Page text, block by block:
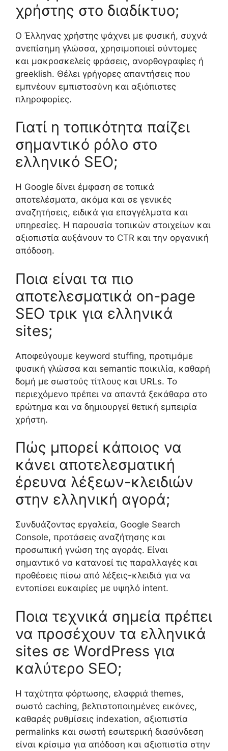
χρήστης στο διαδίκτυο;
Ο Έλληνας χρήστης ψάχνει με φυσική, συχνά
ανεπίσημη γλώσσα, χρησιμοποιεί σύντομες
και μακροσκελείς φράσεις, ανορθογραφίες ή
greeklish. Θέλει γρήγορες απαντήσεις που
εμπνέουν εμπιστοσύνη και αξιόπιστες
πληροφορίες.
Γιατί η τοπικότητα παίζει
σημαντικό ρόλο στο
ελληνικό SEO;
Η Google δίνει έμφαση σε τοπικά
αποτελέσματα, ακόμα και σε γενικές
αναζητήσεις, ειδικά για επαγγέλματα και
υπηρεσίες. Η παρουσία τοπικών στοιχείων και
αξιοπιστία αυξάνουν το CTR και την οργανική
απόδοση.
Ποια είναι τα πιο
αποτελεσματικά on-page
SEO τρικ για ελληνικά
sites;
Αποφεύγουμε keyword stuffing, προτιμάμε
φυσική γλώσσα και semantic ποικιλία, καθαρή
δομή με σωστούς τίτλους και URLs. Το
περιεχόμενο πρέπει να απαντά ξεκάθαρα στο
ερώτημα και να δημιουργεί θετική εμπειρία
χρήστη.
Πώς μπορεί κάποιος να
κάνει αποτελεσματική
έρευνα λέξεων-κλειδιών
στην ελληνική αγορά;
Συνδυάζοντας εργαλεία, Google Search
Console, προτάσεις αναζήτησης και
προσωπική γνώση της αγοράς. Είναι
σημαντικό να κατανοεί τις παραλλαγές και
προθέσεις πίσω από λέξεις-κλειδιά για να
εντοπίσει ευκαιρίες με υψηλό intent.
Ποια τεχνικά σημεία πρέπει
να προσέχουν τα ελληνικά
sites σε WordPress για
καλύτερο SEO;
Η ταχύτητα φόρτωσης, ελαφριά themes,
σωστό caching, βελτιστοποιημένες εικόνες,
καθαρές ρυθμίσεις indexation, αξιοπιστία
permalinks και σωστή εσωτερική διασύνδεση
είναι κρίσιμα για απόδοση και αξιοπιστία στην